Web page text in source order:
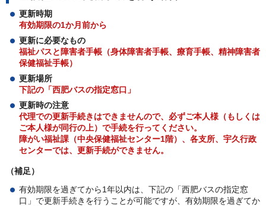
更新時期
有効期限の1か月前から
更新に必要なもの
福祉パスと障害者手帳（身体障害者手帳、療育手帳、精神障害者
保健福祉手帳）
更新場所
下記の「西肥バスの指定窓口」
更新時の注意
代理での更新手続きはできませんので、必ずご本人様（もしくは
ご本人様が同行の上）で手続を行ってください。
障がい福祉課（中央保健福祉センター1階）、各支所、宇久行政
センターでは、更新手続ができません。
（補足）
有効期限を過ぎてから1年以内は、下記の「西肥バスの指定窓
口」で更新手続きを行うことが可能ですが、有効期限を過ぎてか